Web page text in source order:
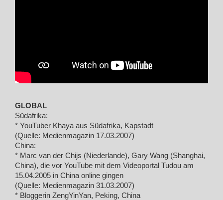
GLOBAL
Südafrika:
* YouTuber Khaya aus Südafrika, Kapstadt
(Quelle: Medienmagazin 17.03.2007)
China:
* Marc van der Chijs (Niederlande), Gary Wang (Shanghai,
China), die vor YouTube mit dem Videoportal Tudou am
15.04.2005 in China online gingen
(Quelle: Medienmagazin 31.03.2007)
* Bloggerin ZengYinYan, Peking, China